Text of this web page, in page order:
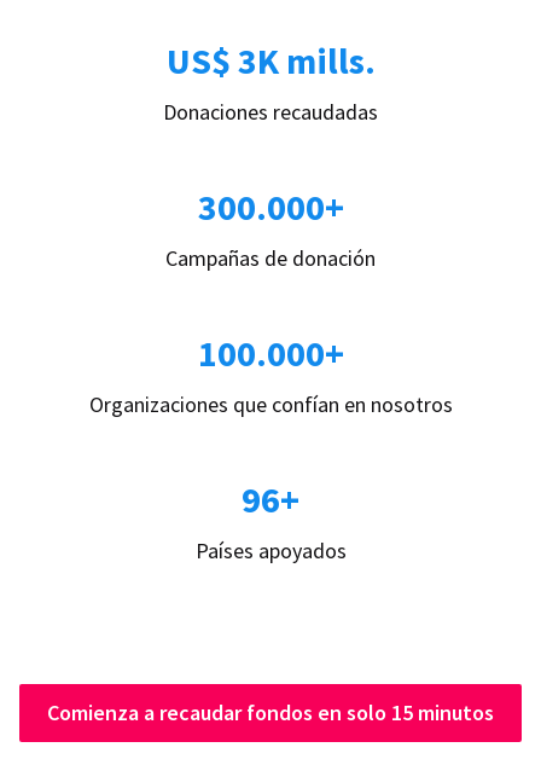
US$ 3K mills.
Donaciones recaudadas
300.000+
Campañas de donación
100.000+
Organizaciones que confían en nosotros
96+
Países apoyados
Comienza a recaudar fondos en solo 15 minutos